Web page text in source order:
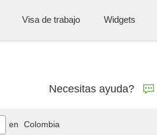
Visa de trabajo Widgets
Necesitas ayuda?
en Colombia